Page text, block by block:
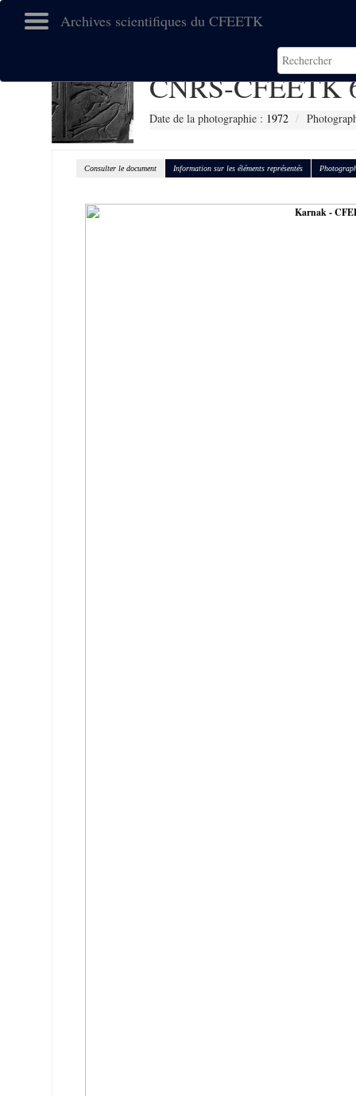
Archives scientifiques du CFEETK
CNRS-CFEETK
Date de la photographie : 1972
Consulter le document Information sur les éléments représentés